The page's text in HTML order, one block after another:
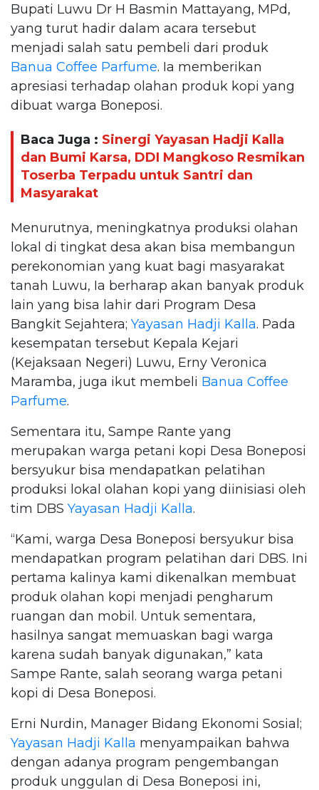
Bupati Luwu Dr H Basmin Mattayang, MPd,
yang turut hadir dalam acara tersebut
menjadi salah satu pembeli dari produk
Banua Coffee Parfume. Ia memberikan
apresiasi terhadap olahan produk kopi yang
dibuat warga Boneposi.
Baca Juga : Sinergi Yayasan Hadji Kalla
dan Bumi Karsa, DDI Mangkoso Resmikan
Toserba Terpadu untuk Santri dan
Masyarakat
Menurutnya, meningkatnya produksi olahan
lokal di tingkat desa akan bisa membangun
perekonomian yang kuat bagi masyarakat
tanah Luwu, Ia berharap akan banyak produk
lain yang bisa lahir dari Program Desa
Bangkit Sejahtera; Yayasan Hadji Kalla. Pada
kesempatan tersebut Kepala Kejari
(Kejaksaan Negeri) Luwu, Erny Veronica
Maramba, juga ikut membeli Banua Coffee
Parfume.
Sementara itu, Sampe Rante yang
merupakan warga petani kopi Desa Boneposi
bersyukur bisa mendapatkan pelatihan
produksi lokal olahan kopi yang diinisiasi oleh
tim DBS Yayasan Hadji Kalla.
“Kami, warga Desa Boneposi bersyukur bisa
mendapatkan program pelatihan dari DBS. Ini
pertama kalinya kami dikenalkan membuat
produk olahan kopi menjadi pengharum
ruangan dan mobil. Untuk sementara,
hasilnya sangat memuaskan bagi warga
karena sudah banyak digunakan,” kata
Sampe Rante, salah seorang warga petani
kopi di Desa Boneposi.
Erni Nurdin, Manager Bidang Ekonomi Sosial;
Yayasan Hadji Kalla menyampaikan bahwa
dengan adanya program pengembangan
produk unggulan di Desa Boneposi ini,